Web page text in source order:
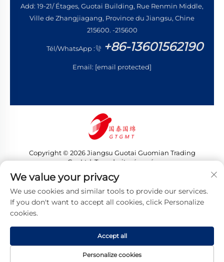
Add: 19-21/ Étages, Guotai Building, Rue Renmin Middle,
Ville de Zhangjiagang, Province du Jiangsu, Chine
215600. -215600
Tél/WhatsApp : +86-13601562190
Email: [email protected]
Copyright © 2026 Jiangsu Guotai Guomian Trading
Co., Ltd. Tous droits réservés
Politique de confidentialité
We value your privacy
We use cookies and similar tools to provide our services.
If you don't want to accept all cookies, click Personalize
cookies.
Personalize cookies
Accept all